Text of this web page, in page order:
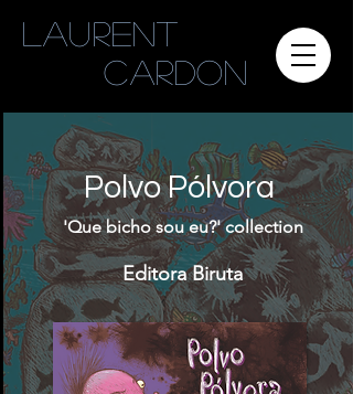
Laurent
cardon
Polvo Pólvora
'Que bicho sou eu?' collection
Editora Biruta